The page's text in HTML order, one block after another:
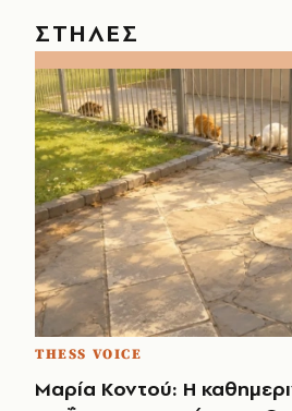
ΣΤΗΛΕΣ
THESS VOICE
Μαρία Κοντού: Η